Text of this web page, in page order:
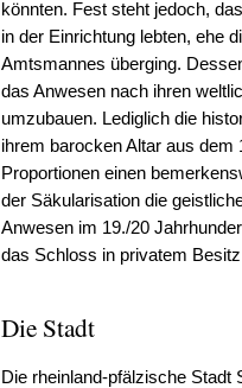
könnten. Fest steht jedoch,
in der Einrichtung lebten, ehe
Amtsmannes überging.
das Anwesen nach ihren
umzubauen. Lediglich die
ihrem barocken Altar aus dem
Proportionen einen
der Säkularisation die
Anwesen im 19./20
das Schloss in privatem
Die Stadt
Die rheinland-pfälzische Stadt